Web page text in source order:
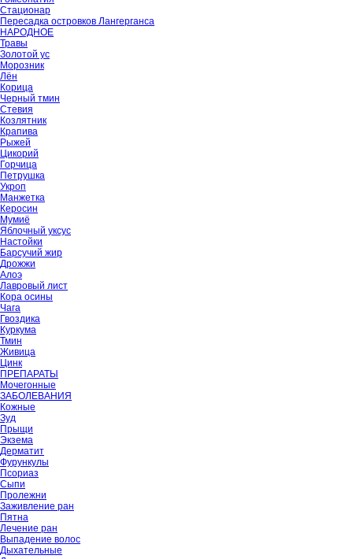
Стационар
Пересадка островков Лангерганса
НАРОДНОЕ
Травы
Золотой ус
Морозник
Лён
Корица
Черный тмин
Стевия
Козлятник
Крапива
Рыжей
Цикорий
Горчица
Петрушка
Укроп
Манжетка
Керосин
Мумиё
Яблочный уксус
Настойки
Барсучий жир
Дрожжи
Алоэ
Лавровый лист
Кора осины
Чага
Гвоздика
Куркума
Тмин
Живица
Цинк
ПРЕПАРАТЫ
Мочегонные
ЗАБОЛЕВАНИЯ
Кожные
Зуд
Прыщи
Экзема
Дерматит
Фурункулы
Псориаз
Сыпи
Пролежни
Заживление ран
Пятна
Лечение ран
Выпадение волос
Дыхательные